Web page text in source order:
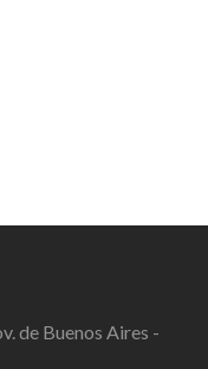
de Buenos Aires -